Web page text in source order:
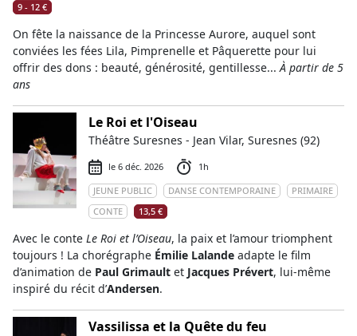
9 - 12 €
On fête la naissance de la Princesse Aurore, auquel sont
conviées les fées Lila, Pimprenelle et Pâquerette pour lui
offrir des dons : beauté, générosité, gentillesse...À partir de 5
ans
Le Roi et l'Oiseau
Théâtre Suresnes - Jean Vilar, Suresnes (92)
le 6 déc. 2026
1h
JEUNE PUBLIC
DANSE CONTEMPORAINE
PRIMAIRE
CONTE
13,5 €
Avec le conte Le Roi et l’Oiseau, la paix et l’amour triomphent
toujours ! La chorégraphe Émilie Lalande adapte le film
d’animation de Paul Grimault et Jacques Prévert, lui-même
inspiré du récit d’Andersen.
Vassilissa et la Quête du feu